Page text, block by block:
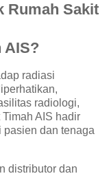
Rumah Sakit
AIS?
radiasi
radiologi,
AIS hadir
dan tenaga
distributor dan